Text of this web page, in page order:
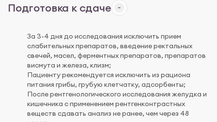
Подготовка к сдаче
За 3-4 дня до исследования исключить прием
слабительных препаратов, введение ректальных
свечей, масел, ферментных препаратов, препаратов
висмута и железа, клизм;
Пациенту рекомендуется исключить из рациона
питания грибы, грубую клетчатку, адсорбенты;
После рентгенологического исследования желудка и
кишечника с применением рентгенконтрастных
веществ сдавать анализ не ранее, чем через 48